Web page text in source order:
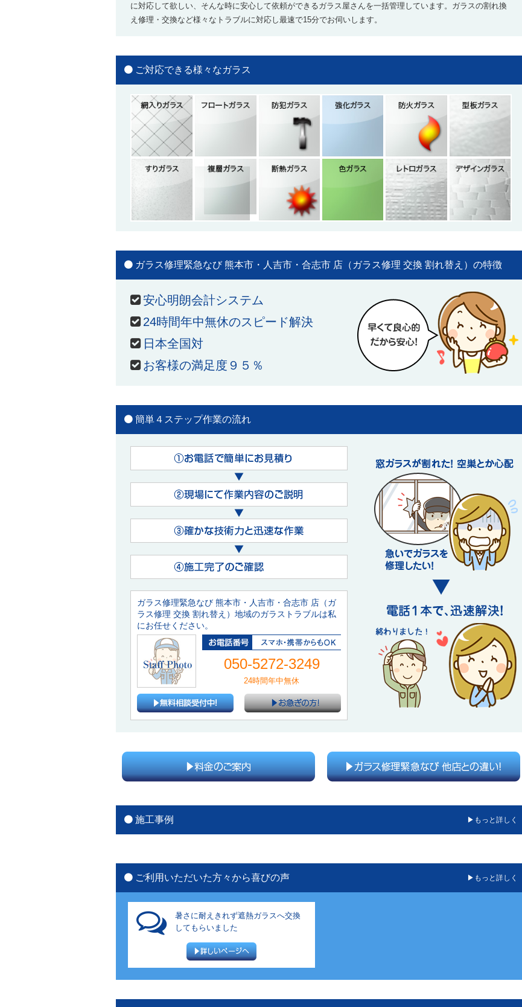
に対応して欲しい、そんな時に安心して依頼ができるガラス屋さんを一括管理しています。ガラスの割れ換
え修理・交換など様々なトラブルに対応し最速で15分でお伺いします。
ご対応できる様々なガラス
ガラス修理緊急なび 熊本市・人吉市・合志市 店（ガラス修理 交換 割れ替え）の特徴
安心明朗会計システム
24時間年中無休のスピード解決
日本全国対
お客様の満足度９５％
簡単４ステップ作業の流れ
ガラス修理緊急なび 熊本市・人吉市・合志市 店（ガ
ラス修理 交換 割れ替え）地域のガラストラブルは私
にお任せください。
050-5272-3249
24時間年中無休
施工事例 もっと詳しく
ご利用いただいた方々から喜びの声 もっと詳しく
暑さに耐えきれず遮熱ガラスへ交換
してもらいました